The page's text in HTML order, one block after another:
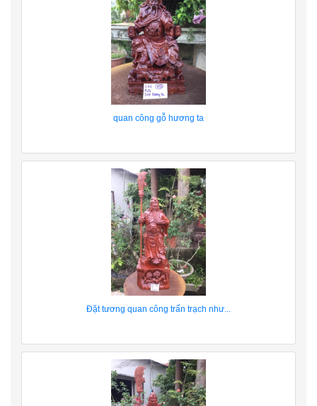
quan công gỗ hương ta
Đặt tương quan công trấn trạch như...